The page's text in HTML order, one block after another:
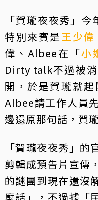
「賀瓏夜夜秀」
特別來賓是王少偉
偉、Albee在「小
Dirty talk不過被
開，於是賀瓏就起
Albee請工作人員
邊還原那句話，賀
「賀瓏夜夜秀」的
剪輯成預告片宣傳
的謎團到現在還沒
麼話」，不過據「